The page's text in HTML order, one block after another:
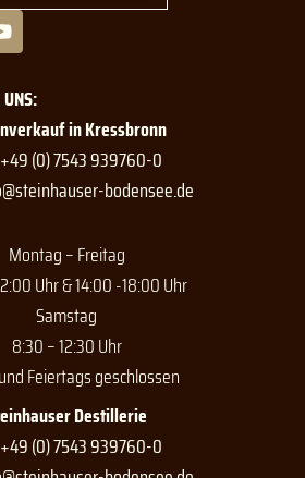
Y
o
u
t
u
b
e
in Kressbronn
+49 (0) 7543 939760-0
bodensee.de
Montag – Freitag
Uhr & 14:00 -18:00 Uhr
Samstag
8:30 – 12:30 Uhr
Feiertags geschlossen
Destillerie
+49 (0) 7543 939760-0